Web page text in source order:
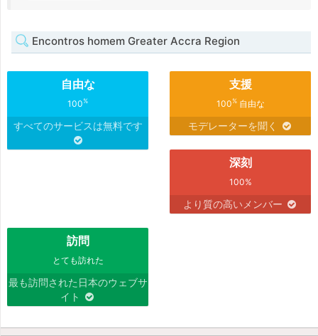
Encontros homem Greater Accra Region
自由な
100%
すべてのサービスは無料です
支援
100%自由な
モデレーターを聞く
深刻
100%
より質の高いメンバー
訪問
とても訪れた
最も訪問された日本のウェブサ
イト